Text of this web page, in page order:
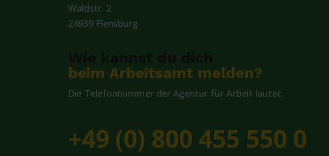
Waldstr. 2
24939 Flensburg
beim Arbeitsamt melden?
Die Telefonnummer der Agentur für Arbeit lautet:
+49 (0) 800 455 550 0